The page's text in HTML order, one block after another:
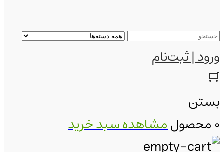
ورود | ثبت‌نام
بستن
0 محصول
مشاهده سبد خرید